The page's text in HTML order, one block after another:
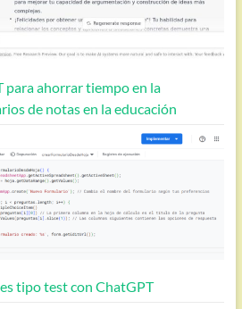
ahorrar tiempo en la
de notas en la educación
tipo test con ChatGPT